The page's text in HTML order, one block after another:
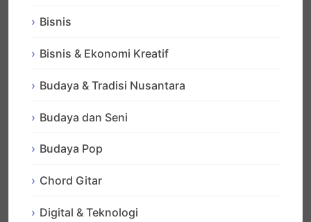
Bisnis
Bisnis & Ekonomi Kreatif
Budaya & Tradisi Nusantara
Budaya dan Seni
Budaya Pop
Chord Gitar
Digital & Teknologi